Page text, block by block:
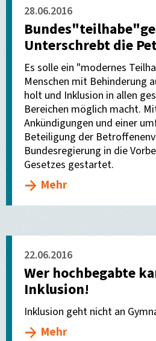
28.06.2016
Unterschrebt die
Es solle ein "modernes
Menschen mit Behinderung
holt und Inklusion in allen
Bereichen möglich macht.
Ankündigungen und einer
Beteiligung der
Bundesregierung in die
Gesetzes gestartet.
Mehr
22.06.2016
Wer hochbegabte
Inklusion!
Inklusion geht nicht an
Mehr